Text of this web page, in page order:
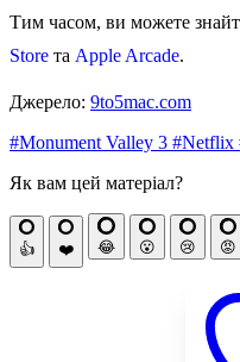
Тим часом, ви можете
Store та Apple Arcade.
Джерело: 9to5mac.com
#Monument Valley 3 #Netflix
Як вам цей матеріал?
👍 ❤️ 😂 😮 😢 😡